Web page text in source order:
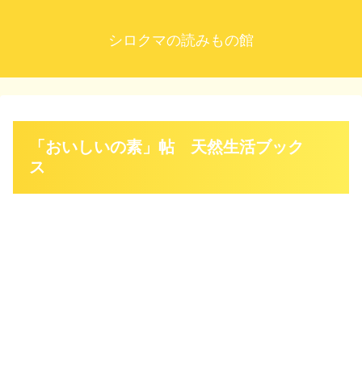
シロクマの読みもの館
「おいしいの素」帖 天然生活ブック
ス